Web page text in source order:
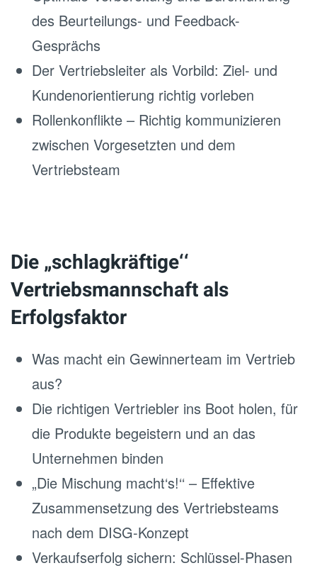
des Beurteilungs- und Feedback-
Gesprächs
Der Vertriebsleiter als Vorbild: Ziel- und
Kundenorientierung richtig vorleben
Rollenkonflikte – Richtig kommunizieren
zwischen Vorgesetzten und dem
Vertriebsteam
Die „schlagkräftige‘‘
Vertriebsmannschaft als
Erfolgsfaktor
Was macht ein Gewinnerteam im Vertrieb
aus?
Die richtigen Vertriebler ins Boot holen, für
die Produkte begeistern und an das
Unternehmen binden
„Die Mischung macht‘s!‘‘ – Effektive
Zusammensetzung des Vertriebsteams
nach dem DISG-Konzept
Verkaufserfolg sichern: Schlüssel-Phasen